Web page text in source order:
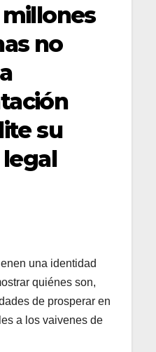
no
su
una identidad
quiénes son,
de prosperar en
a los vaivenes de